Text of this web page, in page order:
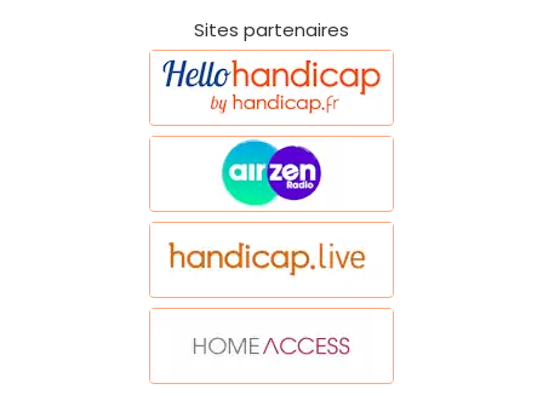
Sites partenaires